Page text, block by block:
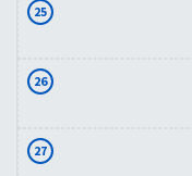
25
26
27